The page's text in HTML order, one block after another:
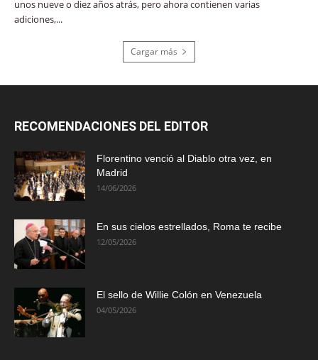
unos nueve o diez años atrás, pero ahora contienen varias
adiciones,...
Cargar más
RECOMENDACIONES DEL EDITOR
Florentino venció al Diablo otra vez, en
Madrid
14/06/2026
En sus cielos estrellados, Roma te recibe
12/05/2026
El sello de Willie Colón en Venezuela
04/05/2026